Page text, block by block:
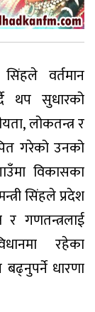
वर्तमान
थप सुधारको
लोकतन्त्र र
गरेको उनको
विकासका
सिंहले प्रदेश
र गणतन्त्रलाई
रहेका
धारणा